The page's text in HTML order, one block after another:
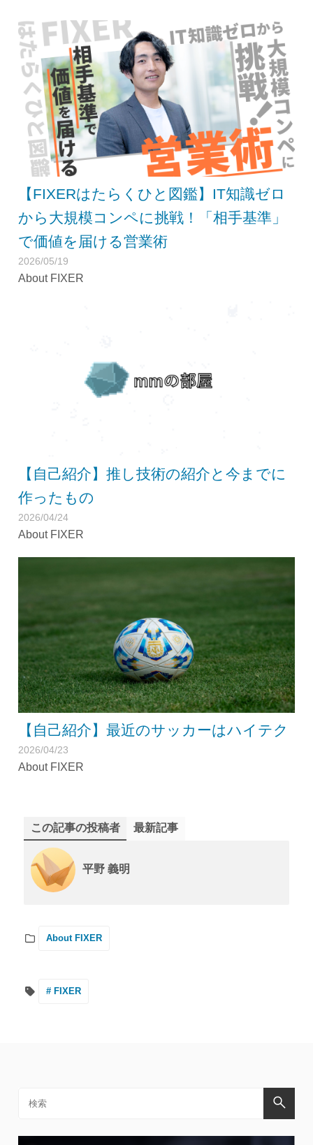
【FIXERはたらくひと図鑑】IT知識ゼロ
から大規模コンペに挑戦！「相手基準」
で価値を届ける営業術
2026/05/19
About FIXER
【自己紹介】推し技術の紹介と今までに
作ったもの
2026/04/24
About FIXER
【自己紹介】最近のサッカーはハイテク
2026/04/23
About FIXER
この記事の投稿者 最新記事
平野 義明
About FIXER
# FIXER